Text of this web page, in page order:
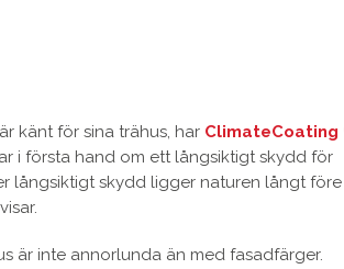
känt för sina trähus, har ClimateCoating
i första hand om ett långsiktigt skydd för
långsiktigt skydd ligger naturen långt före
är inte annorlunda än med fasadfärger.